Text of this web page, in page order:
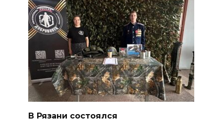
В Рязани состоялся